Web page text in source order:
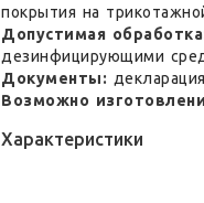
покрытия на
Допустимая
дезинфицирующими
Документы:
Возможно
Характеристики